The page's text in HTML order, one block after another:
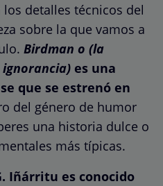
detalles técnicos del
sobre la que vamos a
Birdman o (la
es una
que se estrenó en
del género de humor
una historia dulce o
más típicas.
Iñárritu es conocido